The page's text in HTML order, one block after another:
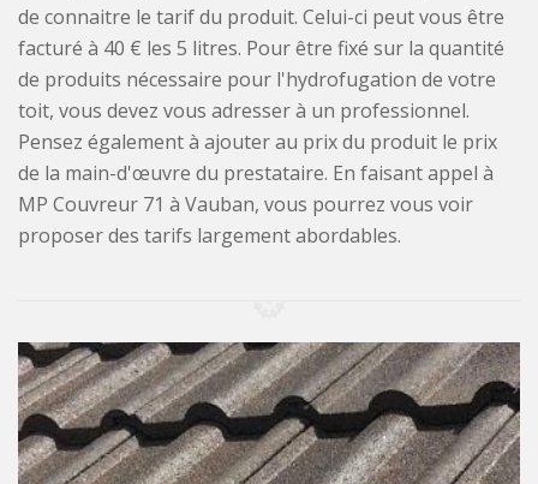
de connaitre le tarif du produit. Celui-ci peut vous être
facturé à 40 € les 5 litres. Pour être fixé sur la quantité
de produits nécessaire pour l'hydrofugation de votre
toit, vous devez vous adresser à un professionnel.
Pensez également à ajouter au prix du produit le prix
de la main-d'œuvre du prestataire. En faisant appel à
MP Couvreur 71 à Vauban, vous pourrez vous voir
proposer des tarifs largement abordables.